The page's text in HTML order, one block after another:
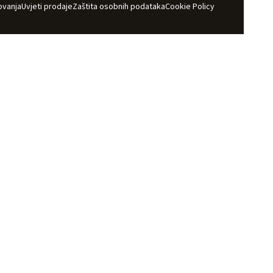
Uvjeti prodajeZaštita osobnih podatakaCookie Policy